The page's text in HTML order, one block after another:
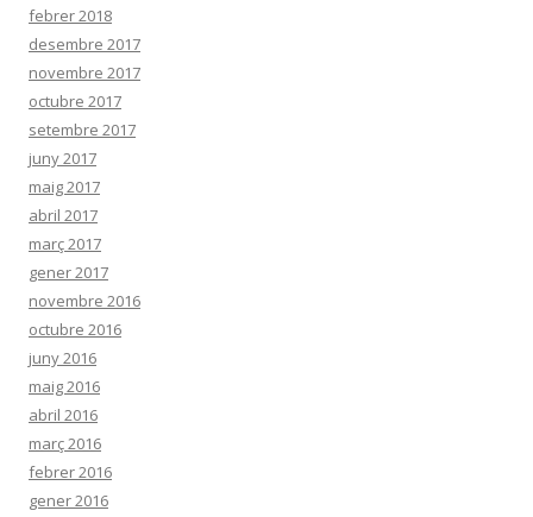
febrer 2018
desembre 2017
novembre 2017
octubre 2017
setembre 2017
juny 2017
maig 2017
abril 2017
març 2017
gener 2017
novembre 2016
octubre 2016
juny 2016
maig 2016
abril 2016
març 2016
febrer 2016
gener 2016